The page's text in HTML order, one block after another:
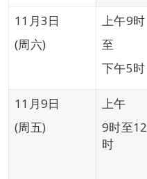
11月3日
(周六)
上午9时
至
下午5时
11月9日
(周五)
上午
9时至12
时